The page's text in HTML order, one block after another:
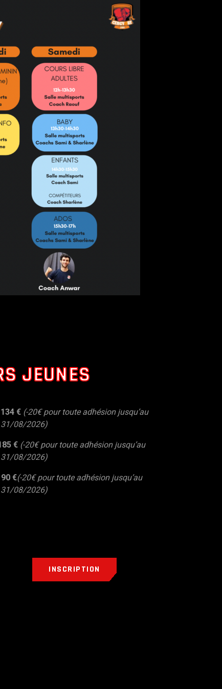
JEUNES
134 € (-20€ pour toute adhésion jusqu’au
31/08/2026)
€ (-20€ pour toute adhésion jusqu’au
31/08/2026)
90 €(-20€ pour toute adhésion jusqu’au
31/08/2026)
INSCRIPTION